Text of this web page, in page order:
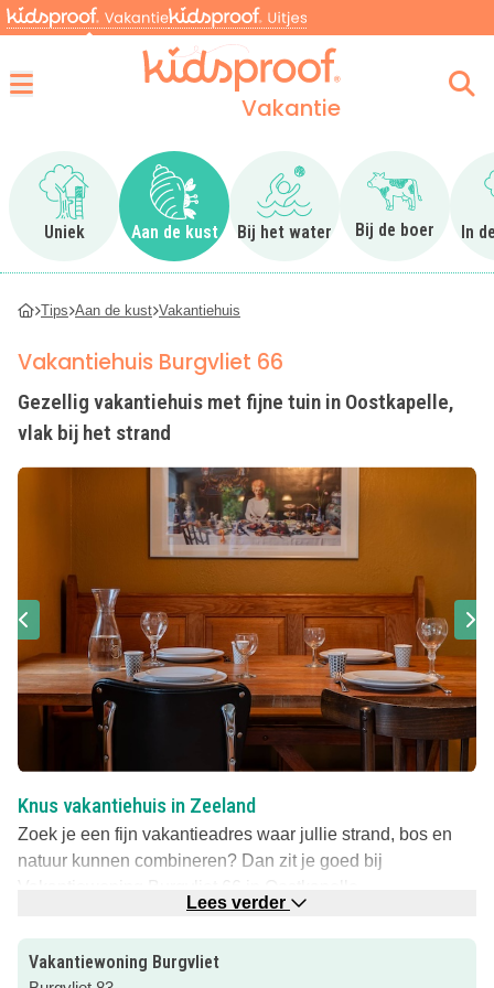
Vakantie
Uniek
Ga naar Uniek
Aan de kust
Ga naar Aan de kust
Bij het water
Ga naar Bij het water
Bij de boer
Ga naar Bij
In
Tips Aan de kust Vakantiehuis
Vakantiehuis Burgvliet 66
Gezellig vakantiehuis met fijne tuin in Oostkapelle,
vlak bij het strand
Knus vakantiehuis in Zeeland
Zoek je een fijn vakantieadres waar jullie strand, bos en
natuur kunnen combineren? Dan zit je goed bij
en vlakbij ligt ook natuurgebied Oranje Zon – een
Lees verder
Vakantiewoning Burgvliet